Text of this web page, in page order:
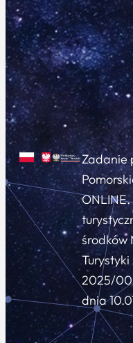
Zadanie
środków
2025/
dnia